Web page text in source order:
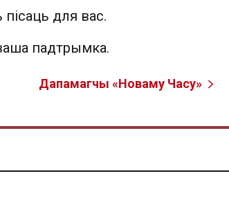
для вас.
падтрымка.
Дапамагчы «Новаму Часу»